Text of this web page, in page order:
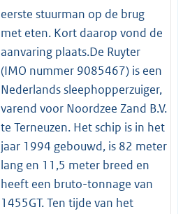
eerste stuurman op de brug
met eten. Kort daarop vond de
aanvaring plaats.De Ruyter
(IMO nummer 9085467) is een
Nederlands sleephopperzuiger,
varend voor Noordzee Zand B.V.
te Terneuzen. Het schip is in het
jaar 1994 gebouwd, is 82 meter
lang en 11,5 meter breed en
heeft een bruto-tonnage van
1455GT. Ten tijde van het